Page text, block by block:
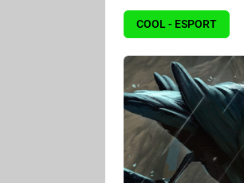
COOL - ESPORT